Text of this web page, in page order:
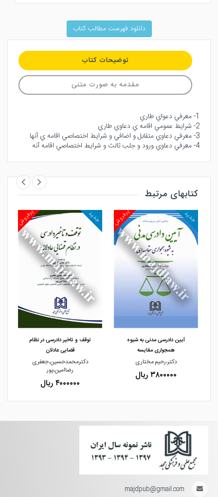
دانلود فهرست مطالب کتاب
توضیحات کتاب
مقدمه به صورت متنی
1- معرفي دعواي طاري
2- شرايط عمومي اقامه ي دعاوي طاري
3- معرفي دعاوي متقابل و اضافي و شرايط اختصاصي اقامه ي آنها
4- معرفي دعاوي ورود و جلب ثالث و شرايط اختصاصي اقامه آنه
کتابهای مرتبط
پرفروش جدید
مشاهده و خرید
آیین دادرسی مدنی به شیوه
همجواری مقایسه
دکتر،رحیم مختاری
۳۸۰۰۰۰۰ ریال
پرفروش جدید
توقف و تاخیر دادرسی در نظام
قضایی عادلان
دکترمحمدحسین،جعفری
رضاامین،پور
۴۰۰۰۰۰۰ ریال
majdpub@gmail.com